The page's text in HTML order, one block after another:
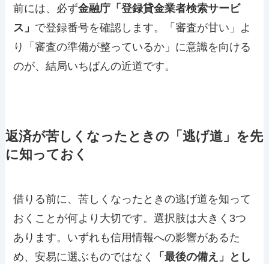
前には、必ず金融庁「登録貸金業者検索サービ
ス」 で登録番号を確認します。「審査が甘い」よ
り「審査の準備が整っているか」に意識を向ける
のが、結局いちばんの近道です。
返済が苦しくなったときの「逃げ道」を先
に知っておく
借りる前に、苦しくなったときの逃げ道を知って
おくことが何より大切です。選択肢は大きく3つ
あります。いずれも信用情報への影響があるた
め、安易に選ぶものではなく
「最後の備え」とし